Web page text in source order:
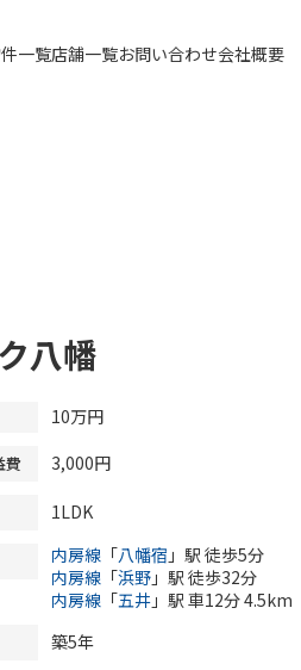
一覧店舗一覧お問い合わせ会社概要
八幡
10万円
費 3,000円
1LDK
内房線 「八幡宿 」駅 徒歩5分
内房線 「浜野 」駅 徒歩32分
内房線 「五井 」駅 車12分 4.5km
築5年